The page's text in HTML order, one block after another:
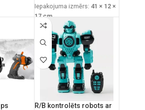
20 x 9
no 3
Iepakojuma izmērs: 41 × 12 ×
17 cm
Ieteicamais vecums:
gadiem
Nepieciešamās baterijas:
4×AA ierīcei+2×AA
tālvadības pults.
Izcelsmes valsts: Ķīna
R/B kontrolēts robots ar